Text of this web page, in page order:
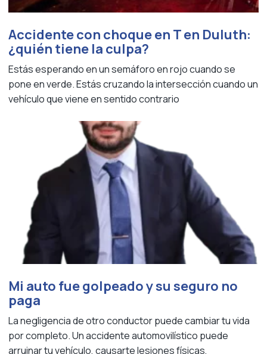
Accidente con choque en T en Duluth:
¿quién tiene la culpa?
Estás esperando en un semáforo en rojo cuando se
pone en verde. Estás cruzando la intersección cuando un
vehículo que viene en sentido contrario
Mi auto fue golpeado y su seguro no
paga
La negligencia de otro conductor puede cambiar tu vida
por completo. Un accidente automovilístico puede
arruinar tu vehículo, causarte lesiones físicas,